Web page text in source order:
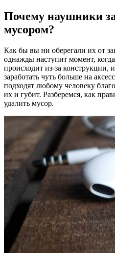
Почему наушники
мусором?
Как бы вы ни оберегали их от
однажды наступит момент,
происходит из-за
заработать чуть больше на
подходят любому человеку
их и губит. Разберемся, как
удалить мусор.